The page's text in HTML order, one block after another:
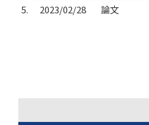
5.
2023/02/28 論文